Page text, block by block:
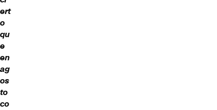
ert
o
qu
e
en
ag
os
to
co